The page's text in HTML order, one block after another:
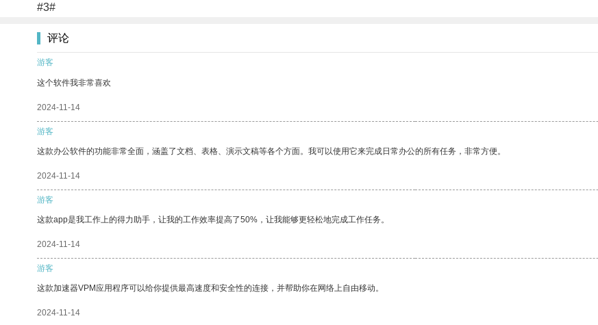
#3#
评论
游客
这个软件我非常喜欢
2024-11-14
游客
这款办公软件的功能非常全面，涵盖了文档、表格、演示文稿等各个方面。我可以使用它来完成日常办公的所有任务，非常方便。
2024-11-14
游客
这款app是我工作上的得力助手，让我的工作效率提高了50%，让我能够更轻松地完成工作任务。
2024-11-14
游客
这款加速器VPM应用程序可以给你提供最高速度和安全性的连接，并帮助你在网络上自由移动。
2024-11-14